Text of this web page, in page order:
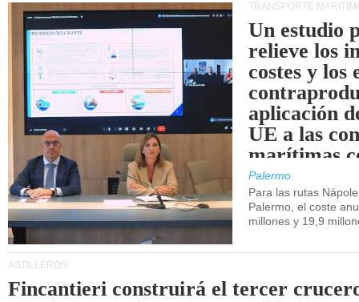
TRANSPORTE
Un estudio
relieve los
costes y los
aplicación
UE a las
marítimas
de Sicilia.
Palermo
Para las rutas
Palermo, el coste
millones y 19,9
ASTILLEROS
Fincantieri construirá el tercer